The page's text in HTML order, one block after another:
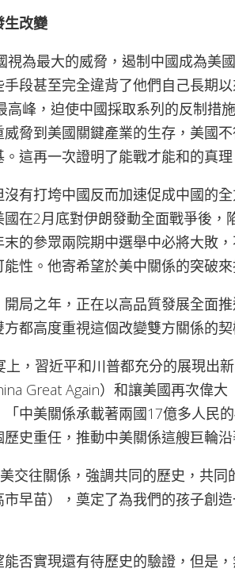
生改變
視為最大的威脅，遏制中國成為美
段甚至完全違背了他們自己長期
高峰，迫使中國採取系列的反制措
脅到美國關鍵產業的生存，美國
這再一次證明了能戰才能和的真理
有打垮中國反而加速促成中國的
在2月底對伊朗發動全面戰爭後
的參眾兩院期中選舉中必將大敗
性。他寄希望於美中關係的突破來
局之年，正在以高品質發展全面
都高度重視這個改變雙方關係的契
，習近平和川普都充分的展現出
Great Again）和讓美國再次偉
中美關係承載著兩國17億多人民
史重任，推動中美關係這艘巨輪沿
交往關係，強調共同的歷史，共
市早苗），奠定了為我們的孩子創
否實現還有待歷史的驗證，但是